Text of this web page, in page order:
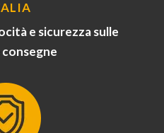
e sicurezza sulle